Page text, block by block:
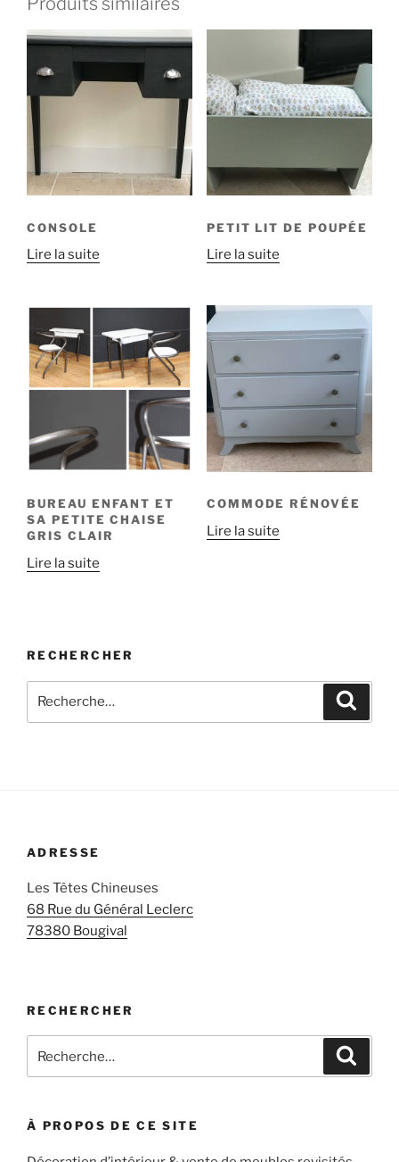
CONSOLE
Lire la suite
PETIT LIT DE POUPÉE
Lire la suite
BUREAU ENFANT ET
SA PETITE CHAISE
GRIS CLAIR
Lire la suite
COMMODE RÉNOVÉE
Lire la suite
RECHERCHER
pour
ADRESSE
Les Têtes Chineuses
68 Rue du Général Leclerc
78380 Bougival
RECHERCHER
pour
À PROPOS DE CE SITE